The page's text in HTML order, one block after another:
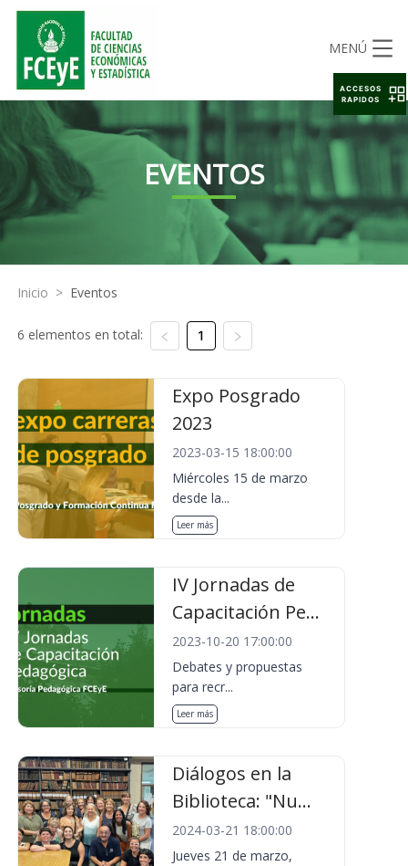
MENÚ
EVENTOS
Inicio > Eventos
6 elementos en total: 1
Expo Posgrado
2023
2023-03-15 18:00:00
Miércoles 15 de marzo
desde la...
Leer más
IV Jornadas de
Capacitación Pe...
2023-10-20 17:00:00
Debates y propuestas
para recr...
Leer más
Diálogos en la
Biblioteca: "Nu...
2024-03-21 18:00:00
Jueves 21 de marzo,
ACCESOS
RAPIDOS